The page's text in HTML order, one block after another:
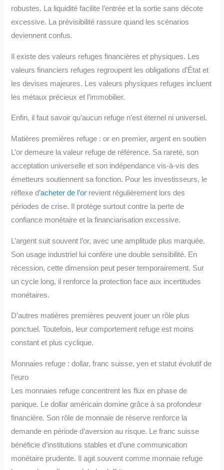
robustes. La liquidité facilite l’entrée et la sortie sans décote
excessive. La prévisibilité rassure quand les scénarios
deviennent confus.
Il existe des valeurs refuges financières et physiques. Les
valeurs financiers refuges regroupent les obligations d’État et
les devises majeures. Les valeurs physiques refuges incluent
les métaux précieux et l’immobilier.
Enfin, il faut savoir qu’aucun refuge n’est éternel ni universel.
Matières premières refuge : or en premier, argent en soutien
L’or demeure la valeur refuge de référence. Sa rareté, son
acceptation universelle et son indépendance vis-à-vis des
émetteurs soutiennent sa fonction. Pour les investisseurs, le
réflexe d’acheter de l’or revient régulièrement lors des
périodes de crise. Il protège surtout contre la perte de
confiance monétaire et la financiarisation excessive.
L’argent suit souvent l’or, avec une amplitude plus marquée.
Son usage industriel lui confère une double sensibilité. En
récession, cette dimension peut peser temporairement. Sur
un cycle long, il renforce la protection face aux incertitudes
monétaires.
D’autres matières premières peuvent jouer un rôle plus
ponctuel. Toutefois, leur comportement refuge est moins
constant et plus cyclique.
Monnaies refuge : dollar, franc suisse, yen et statut évolutif de
l’euro
Les monnaies refuge concentrent les flux en phase de
panique. Le dollar américain domine grâce à sa profondeur
financière. Son rôle de monnaie de réserve renforce la
demande en période d’aversion au risque. Le franc suisse
bénéficie d’institutions stables et d’une communication
monétaire prudente. Il agit souvent comme monnaie refuge